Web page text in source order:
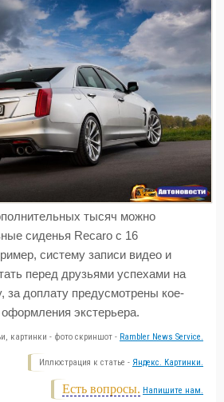
тысяч можно
сиденья Recaro с 16
систему записи видео и
перед друзьями успехами на
за доплату предусмотрены кое-
экстерьера.
картинки - фото скриншот - Rambler News Service.
Иллюстрация к статье - Яндекс. Картинки.
Есть вопросы. Напишите нам.